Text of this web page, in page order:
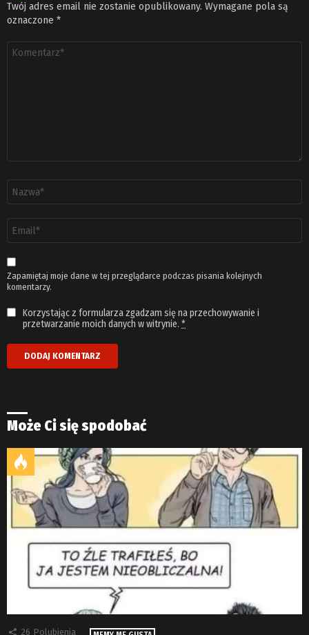
Twój adres email nie zostanie opublikowany. Wymagane pola są
oznaczone *
Komentarz
email
*
Zapamiętaj moje dane w tej przeglądarce podczas pisania kolejnych
komentarzy.
Korzystając z formularza zgadzam się na przechowywanie i
przetwarzanie moich danych w witrynie. *
Może Ci się spodobać
26 Polubienia